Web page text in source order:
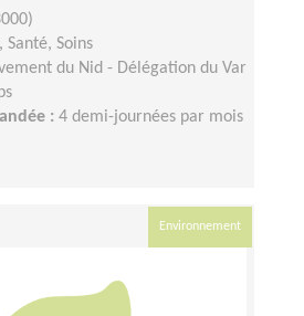
Santé, Soins
du Nid - Délégation du Var
: 4 demi-journées par mois
Environnement